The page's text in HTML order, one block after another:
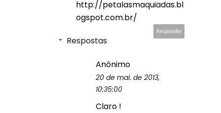
http://petalasmaquiadas.bl
ogspot.com.br/
Responder
Respostas
Anônimo
20 de mai. de 2013,
10:35:00
Claro !